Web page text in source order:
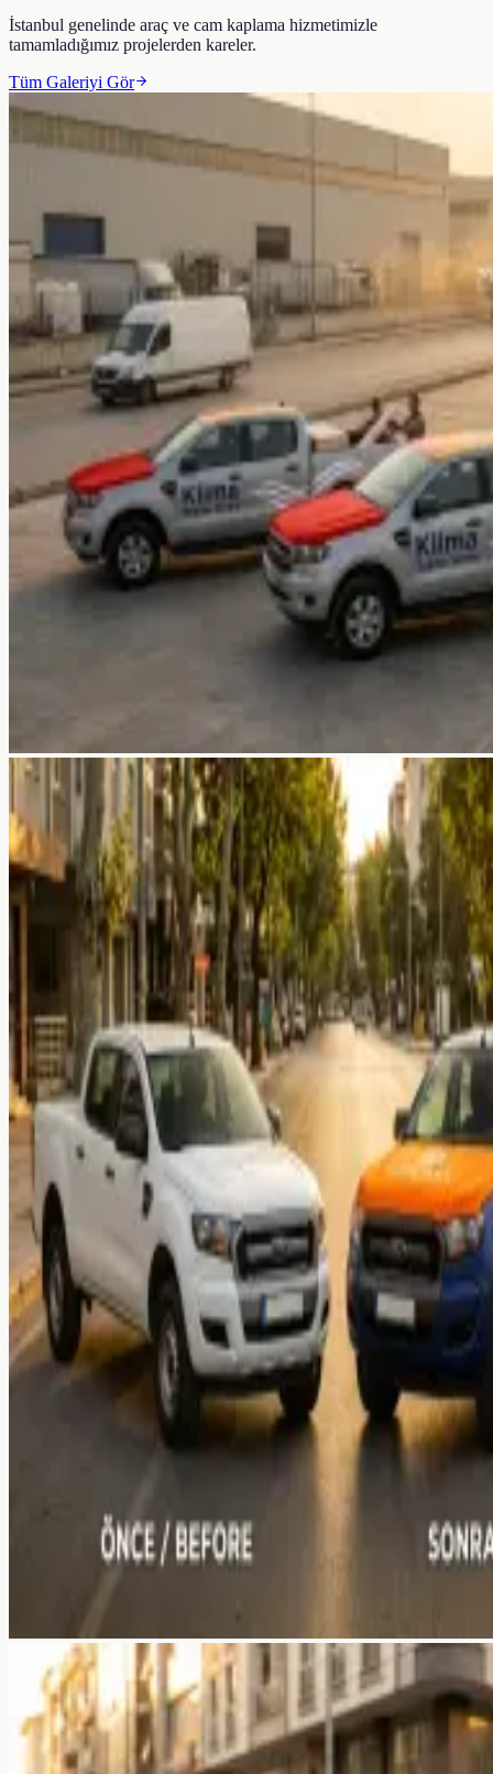
İstanbul genelinde araç ve cam kaplama hizmetimizle
tamamladığımız projelerden kareler.
Tüm Galeriyi Gör